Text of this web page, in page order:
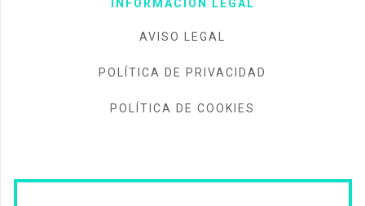
INFORMACIÓN LEGAL
AVISO LEGAL
POLÍTICA DE PRIVACIDAD
POLÍTICA DE COOKIES